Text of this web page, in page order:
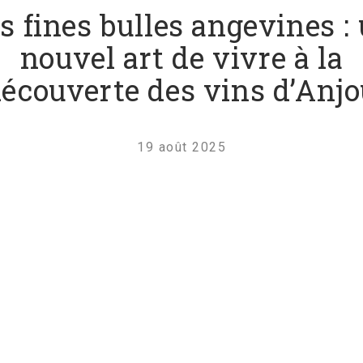
fines bulles angevines :
nouvel art de vivre à la
des vins
19 août 2025